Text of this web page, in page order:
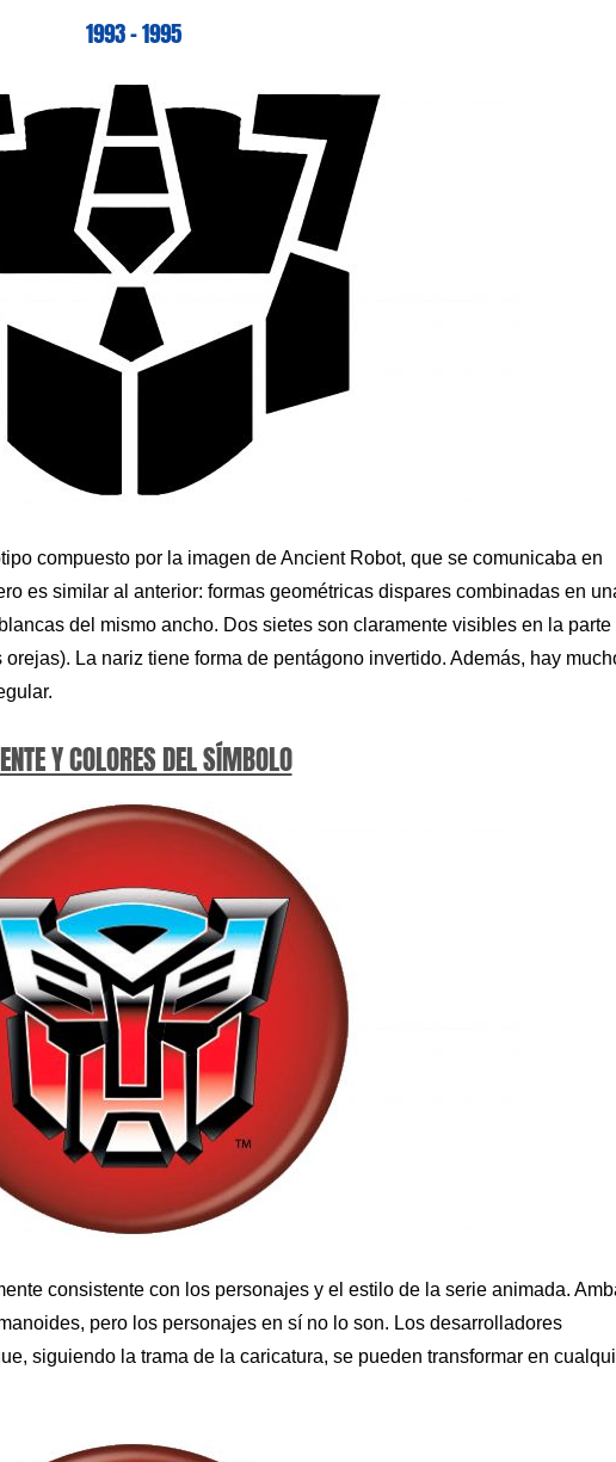
1993 – 1995
compuesto por la imagen de Ancient Robot, que se comunicaba en
es similar al anterior: formas geométricas dispares combinadas en
del mismo ancho. Dos sietes son claramente visibles en la parte
La nariz tiene forma de pentágono invertido. Además, hay
Y COLORES DEL SÍMBOLO
consistente con los personajes y el estilo de la serie animada.
pero los personajes en sí no lo son. Los desarrolladores
siguiendo la trama de la caricatura, se pueden transformar en